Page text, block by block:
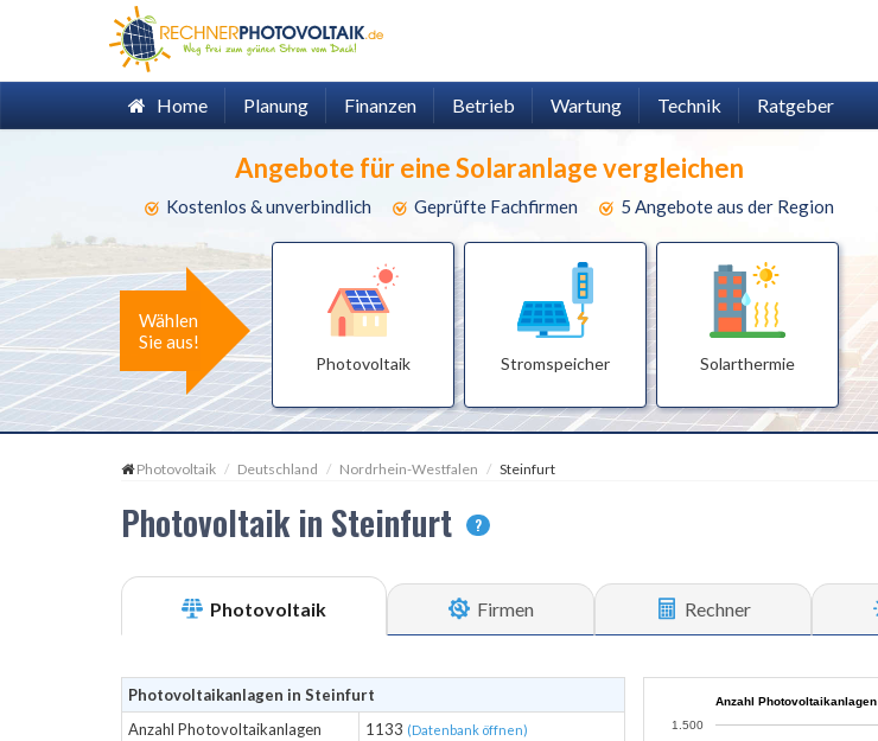
Home Planung Finanzen Betrieb Wartung Technik Ratgeber
Angebote für eine Solaranlage vergleichen
Kostenlos & unverbindlich Geprüfte Fachfirmen 5 Angebote aus der Region
Wählen
Sie aus!
Photovoltaik Stromspeicher Solarthermie
Photovoltaik Deutschland Nordrhein-Westfalen Steinfurt
Photovoltaik in Steinfurt ?
Photovoltaik Firmen Rechner
Photovoltaikanlagen in Steinfurt
Anzahl Photovoltaikanlagen
1133 (Datenbank öffnen)
Anzahl Photovoltaikanlagen
1.500